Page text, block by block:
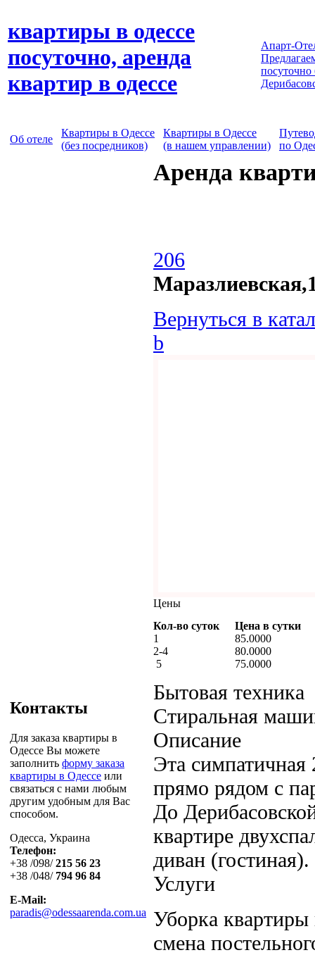
квартиры в одессе
посуточно, аренда
квартир в одессе
Апарт-
посуточно
Об отеле
Квартиры в Одессе
(без посредников)
Квартиры в Одессе
(в нашем управлении)
по
Контакты
Для заказа квартиры в
Одессе Вы можете
заполнить форму заказа
квартиры в Одессе или
связаться с нами любым
другим удобным для Вас
способом.
Одесса, Украина
Телефон:
+38 /098/215 56 23
+38 /048/ 794 96 84
E-Mail:
paradis@odessaarenda.com.ua
Аренда
206
Вернуться в
b
Цены
Кол-во суток
Цена в сутки
1
2-4
5
85.0000
80.0000
75.0000
Бытовая техника
Стиральная
Описание
Эта симпатичная
прямо рядом с
До
квартире
диван
Услуги
Уборка квартиры
смена